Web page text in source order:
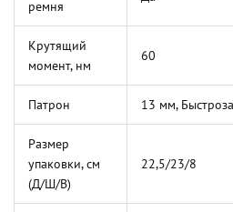
ремня
Крутящий
момент, нм
60
Патрон 13 мм,
Размер
упаковки, см
(Д/Ш/В)
22,5/23/8